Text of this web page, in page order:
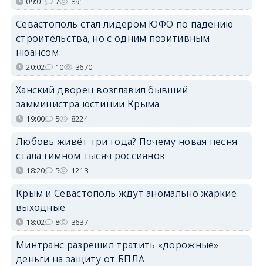
Севастополь стал лидером ЮФО по падению
строительства, но с одним позитивным
нюансом
20:02 10 3670
Ханский дворец возглавил бывший
замминистра юстиции Крыма
19:00 5 8224
Любовь живёт три года? Почему новая песня
стала гимном тысяч россиянок
18:20 5 1213
Крым и Севастополь ждут аномально жаркие
выходные
18:02 8 3637
Минтранс разрешил тратить «дорожные»
деньги на защиту от БПЛА